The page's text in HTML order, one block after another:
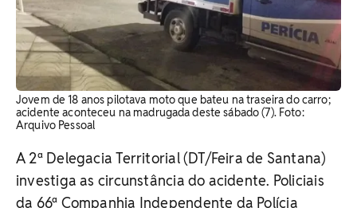
Jovem de 18 anos pilotava moto que bateu na traseira do carro;
acidente aconteceu na madrugada deste sábado (7). Foto:
Arquivo Pessoal
A 2ª Delegacia Territorial (DT/Feira de Santana)
investiga as circunstância do acidente. Policiais
da 66ª Companhia Independente da Polícia